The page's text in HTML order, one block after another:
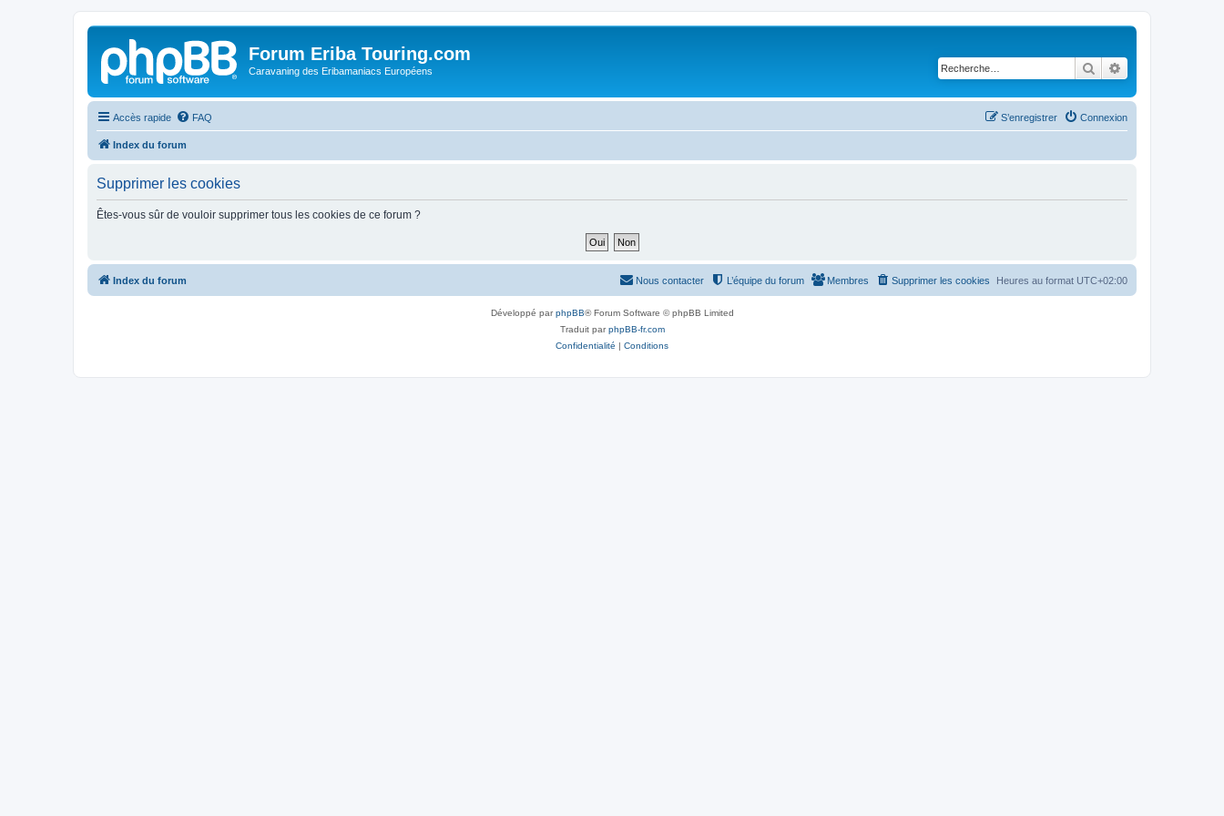
Forum Eriba Touring.com
Caravaning des Eribamaniacs Européens Rechercher
Accès rapide FAQ Connexion
S’enregistrer
Index du forum
Supprimer les cookies
Êtes-vous sûr de vouloir supprimer tous les cookies de ce forum ?
Index du forum Heures au format UTC+02:00
Supprimer les cookies
Membres
L’équipe du forum
Nous contacter
Développé parphpBB® Forum Software © phpBB Limited
Traduit parphpBB-fr.com
Confidentialité | Conditions